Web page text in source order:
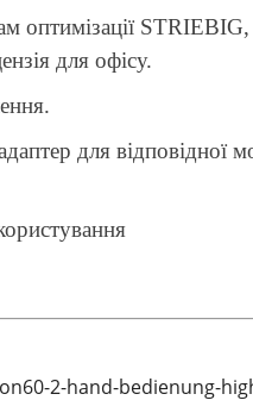
оптимізації STRIEBIG,
для офісу.
для відповідної